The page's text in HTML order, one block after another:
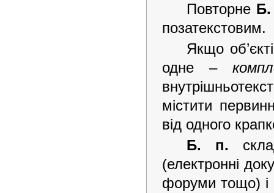
Повторне
позатекстовим.
Якщо
одне –
містити
від одного
Б. п.
(електронні
форуми тощо) і